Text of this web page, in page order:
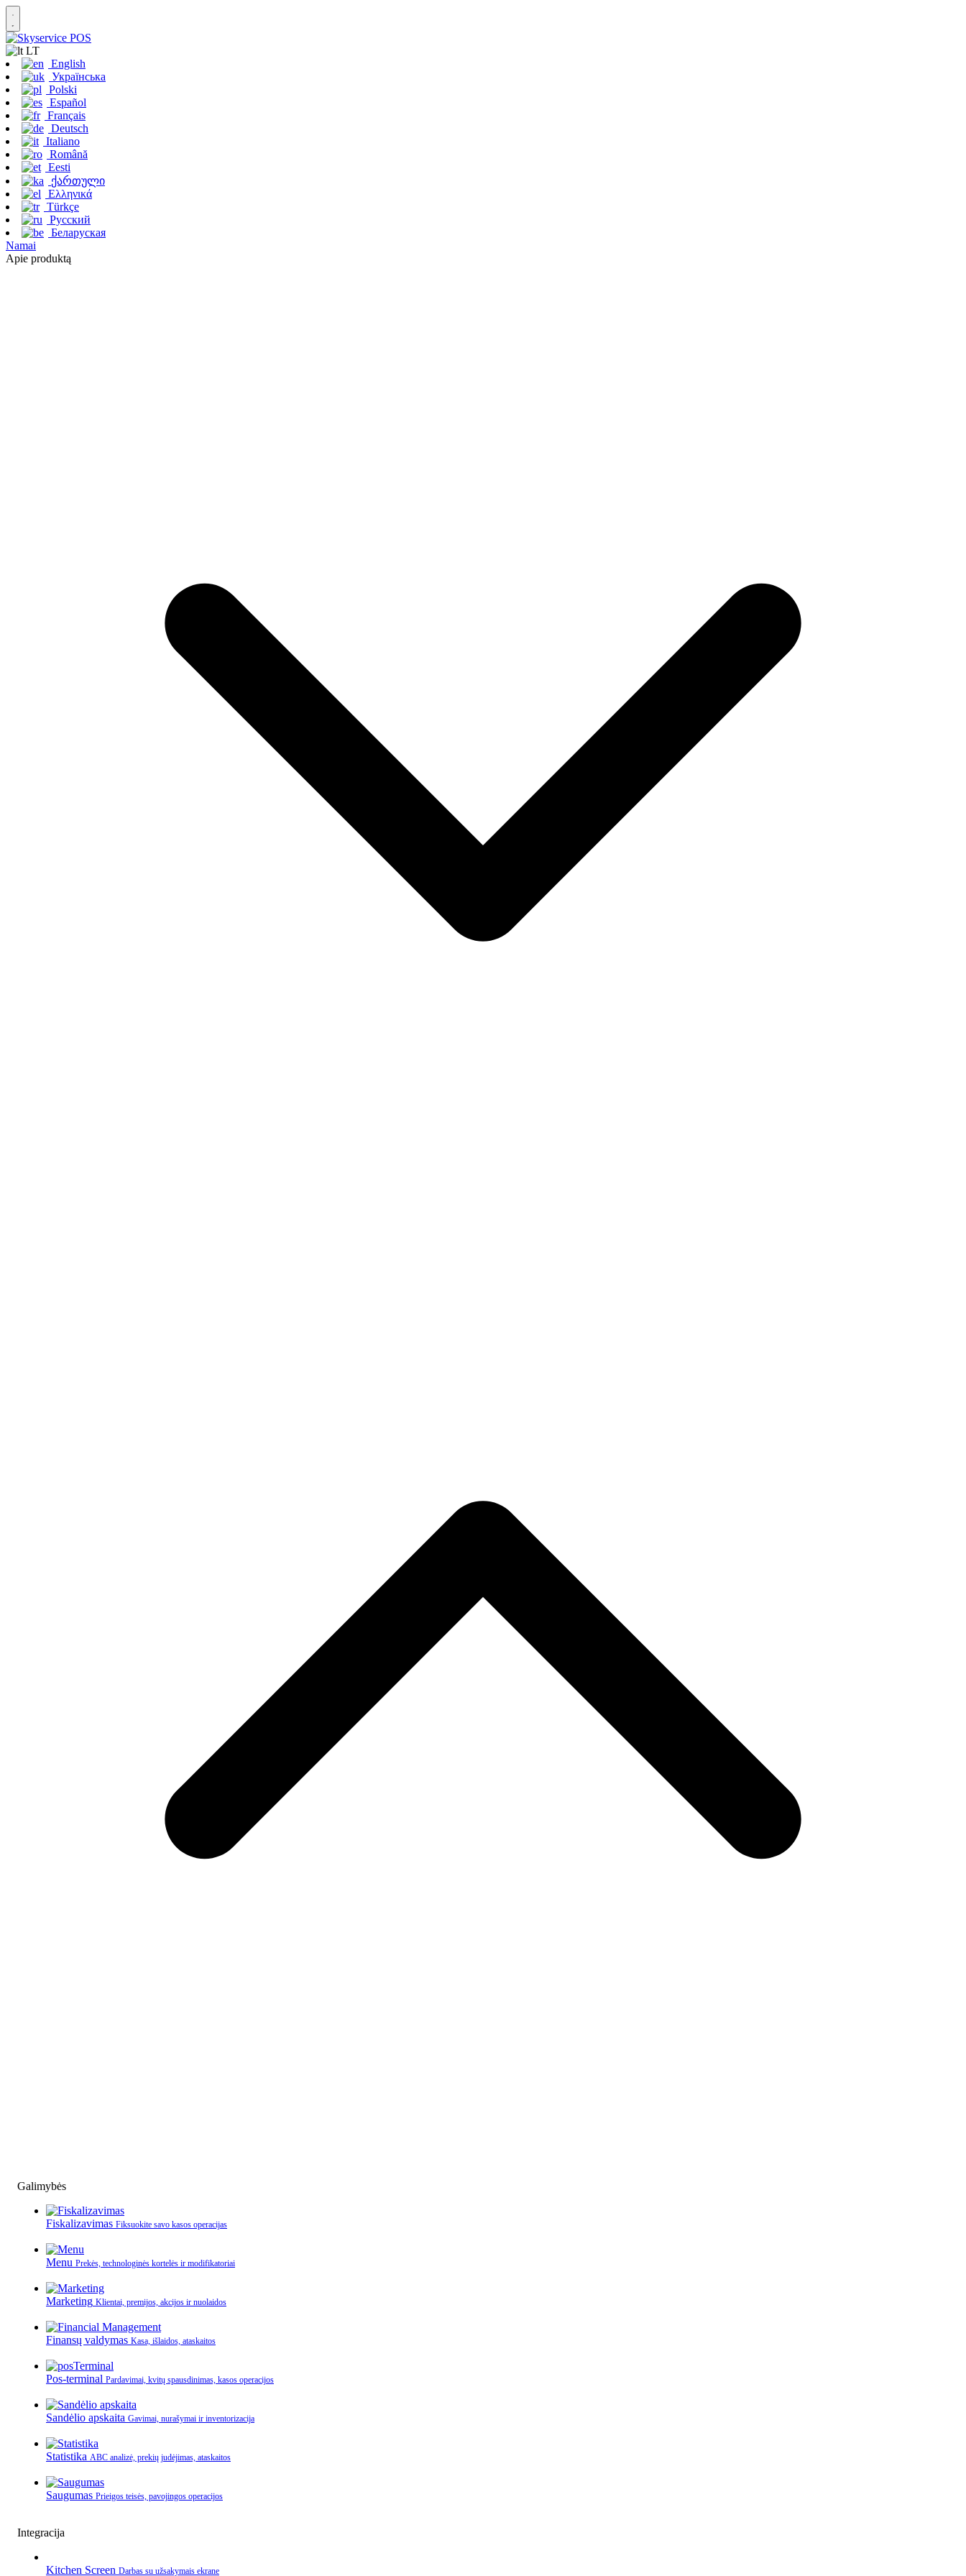
LT
English
Українська
Polski
Español
Français
Deutsch
Italiano
Română
Eesti
ქართული
Ελληνικά
Türkçe
Русский
Беларуская
Namai
Apie produktą
Galimybės
Fiskalizavimas Fiksuokite savo kasos operacijas
Menu Prekės, technologinės kortelės ir modifikatoriai
Marketing Klientai, premijos, akcijos ir nuolaidos
Finansų valdymas Kasa, išlaidos, ataskaitos
Pos-terminal Pardavimai, kvitų spausdinimas, kasos operacijos
Sandėlio apskaita Gavimai, nurašymai ir inventorizacija
Statistika ABC analizė, prekių judėjimas, ataskaitos
Saugumas Prieigos teisės, pavojingos operacijos
Integracija
Kitchen Screen Darbas su užsakymais ekrane